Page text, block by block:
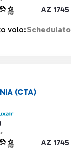
AZ 1745
volo:Schedulato
AZ 1745
(CTA)